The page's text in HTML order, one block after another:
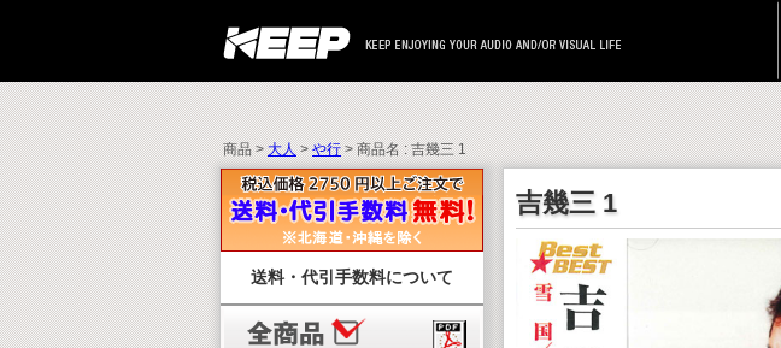
商品 >大人>や行> 商品名 : 吉幾三 1
送料・代引手数料について
吉幾三 1